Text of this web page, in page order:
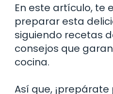
En este artículo, te
preparar esta
siguiendo recetas
consejos que
cocina.
Así que,